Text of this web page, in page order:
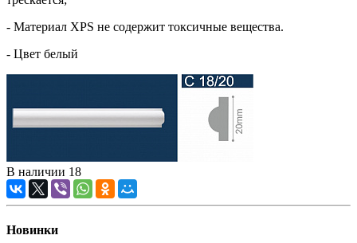
- Материал XPS не содержит токсичные вещества.
- Цвет белый
В наличии 18
Новинки